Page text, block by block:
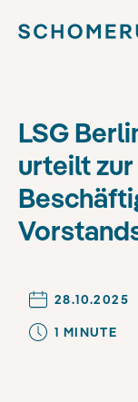
LSG
urteilt
28.10.2025
1 MINUTE